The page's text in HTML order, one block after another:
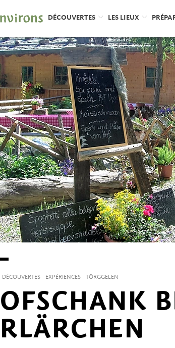
DÉCOUVERTES LES LIEUX
DÉCOUVERTES EXPÉRIENCES TÖRGGELEN